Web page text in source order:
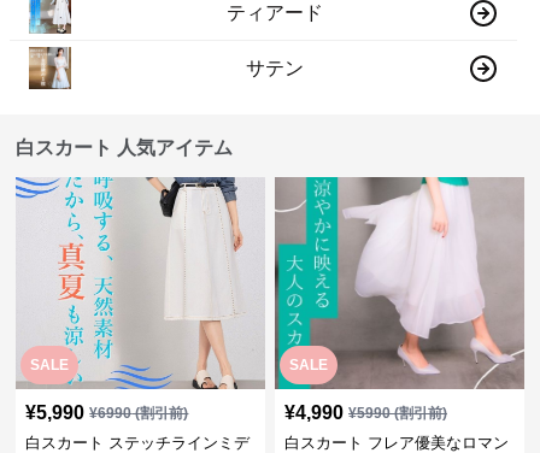
ティアード
サテン
白スカート 人気アイテム
SALE
¥5,990 ¥6990(割引前)
白スカート ステッチラインミデ
SALE
¥4,990 ¥5990(割引前)
白スカート フレア優美なロマン